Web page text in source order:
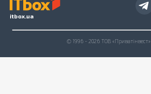
itbox.ua
© 1996 - 2026 ТОВ «Приватінвест»